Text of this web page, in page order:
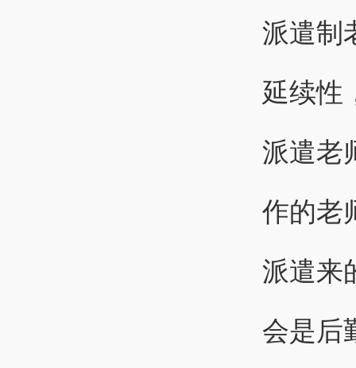
派遣制
延续性
派遣老
作的老
派遣来
会是后